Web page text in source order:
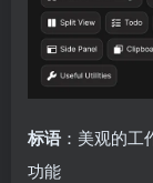
标语 ：美观的
功能